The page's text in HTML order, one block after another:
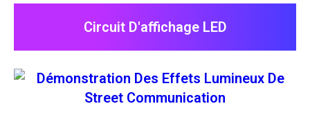
Circuit D'affichage LED